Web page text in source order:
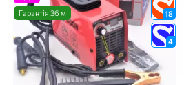
18
4
Гарантія 36 м